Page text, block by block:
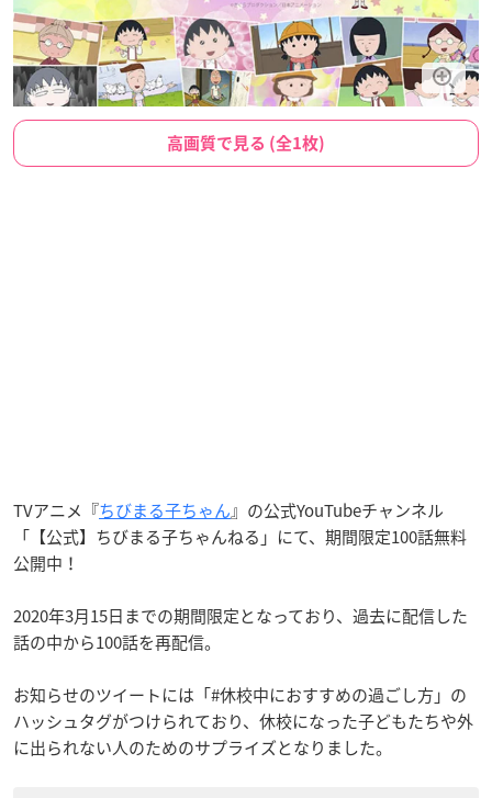
高画質で見る (全1枚)
TVアニメ『ちびまる子ちゃん』の公式YouTubeチャンネル
「【公式】ちびまる子ちゃんねる」にて、期間限定100話無料
公開中！
2020年3月15日までの期間限定となっており、過去に配信した
話の中から100話を再配信。
お知らせのツイートには「#休校中におすすめの過ごし方」の
ハッシュタグがつけられており、休校になった子どもたちや外
に出られない人のためのサプライズとなりました。